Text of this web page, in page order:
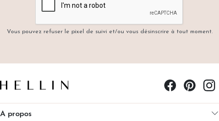
Vous pouvez refuser le pixel de suivi et/ou vous désinscrire à tout moment.
A propos